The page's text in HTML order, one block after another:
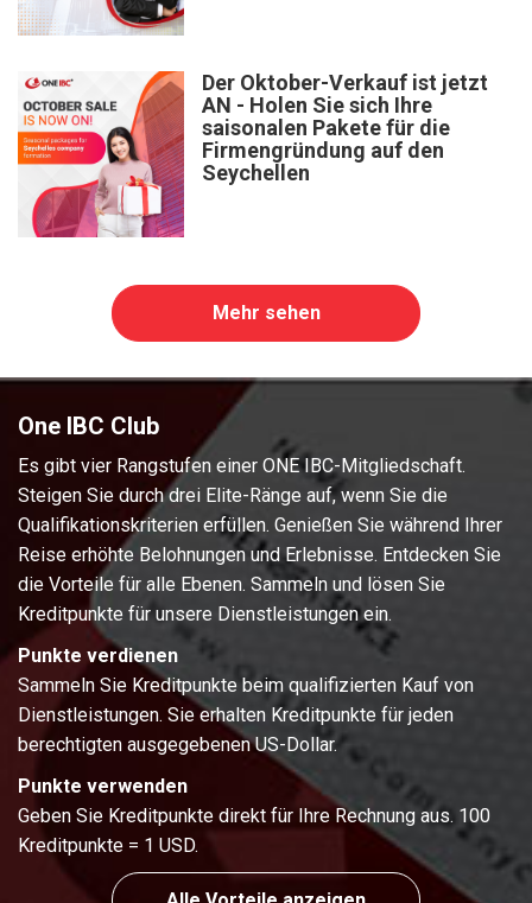
Der Oktober-Verkauf ist jetzt
AN - Holen Sie sich Ihre
saisonalen Pakete für die
Firmengründung auf den
Seychellen
Mehr sehen
One IBC Club
Es gibt vier Rangstufen einer ONE IBC-Mitgliedschaft.
Steigen Sie durch drei Elite-Ränge auf, wenn Sie die
Qualifikationskriterien erfüllen. Genießen Sie während Ihrer
Reise erhöhte Belohnungen und Erlebnisse. Entdecken Sie
die Vorteile für alle Ebenen. Sammeln und lösen Sie
Kreditpunkte für unsere Dienstleistungen ein.
Punkte verdienen
Sammeln Sie Kreditpunkte beim qualifizierten Kauf von
Dienstleistungen. Sie erhalten Kreditpunkte für jeden
berechtigten ausgegebenen US-Dollar.
Punkte verwenden
Geben Sie Kreditpunkte direkt für Ihre Rechnung aus. 100
Kreditpunkte = 1 USD.